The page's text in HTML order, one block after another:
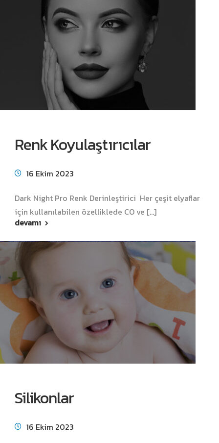
Renk Koyulaştırıcılar
16 Ekim 2023
Dark Night Pro Renk Derinleştirici Her çeşit elyaflar
için kullanılabilen özelliklede CO ve [...]
devamı
Silikonlar
16 Ekim 2023